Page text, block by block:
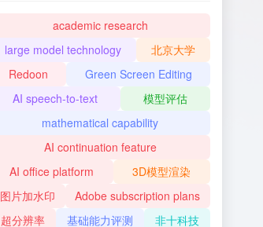
academic research
large model technology
北京大学
Redoon
Green Screen Editing
AI speech-to-text
模型评估
mathematical capability
AI continuation feature
AI office platform
3D模型渲染
图片加水印
Adobe subscription plans
超分辨率
基础能力评测
非十科技